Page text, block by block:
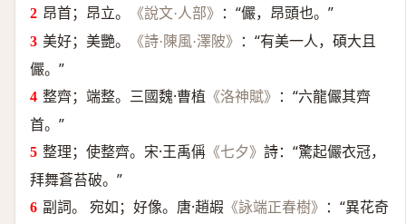
昂首；昂立。
《說文·人部》
：“儼，昂頭也。”
美好；美艷。
《詩·陳風·澤陂》
：“有美一人，碩大且
儼。”
整齊；端整。三國魏·曹植 《洛神賦》
：“六龍儼其齊
首。”
整理；使整齊。宋·王禹偁《七夕》 詩：“驚起儼衣冠，
拜舞蒼苔破。”
副詞。 宛如；好像。唐·趙嘏 《詠端正春樹》
：“異花奇